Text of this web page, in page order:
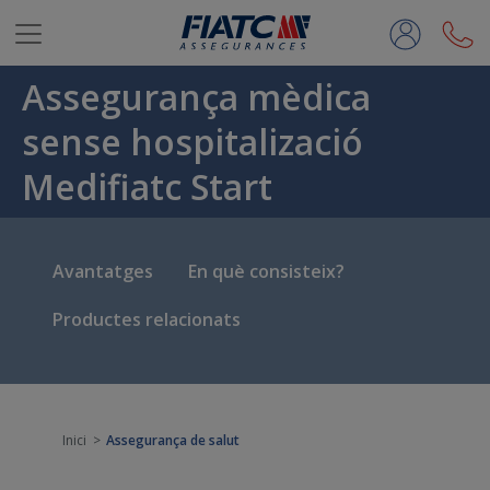
Salta al contingut principal
Assegurança mèdica
sense hospitalizació
Medifiatc Start
Avantatges
En què consisteix?
Productes relacionats
Inici Assegurança de salut